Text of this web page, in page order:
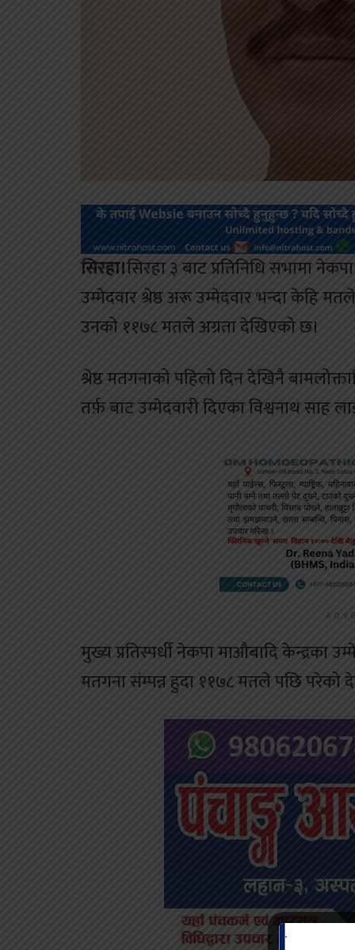
सिरहा।सिरहा ३ बाट प्रतिनिधि सभामा
उम्मेदवार श्रेष्ठ अरू उम्मेदवार भन्दा केहि
उनको ११७८ मतले अग्रता देखिएको छ।
श्रेष्ठ मतगनाको पहिलो दिन देखिनै
तर्फ़ बाट उम्मेदवारी दिएका विश्वनाथ साह
मुख्य प्रतिस्पर्धी नेकपा माऔबादि केन्द्रका
मतगना संम्पन्न हुदा ११७८ मतले पछि परेको